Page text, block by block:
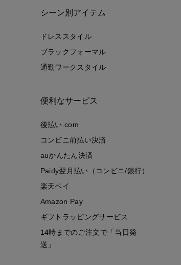
シーン別アイテム
ドレススタイル
ブラックフォーマル
通勤ワークスタイル
便利なサービス
後払い.com
コンビニ前払い決済
auかんたん決済
Paidy翌月払い（コンビニ/銀行）
楽天ペイ
Amazon Pay
ギフトラッピングサービス
14時までのご注文で「当日発
送」